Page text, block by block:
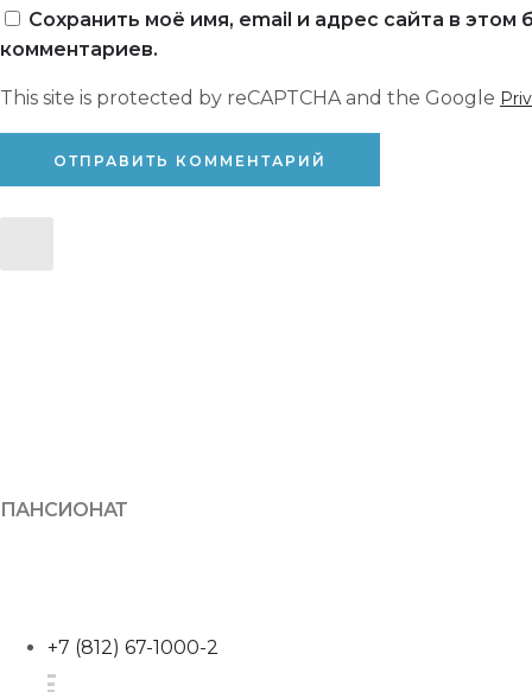
Сохранить моё имя, email и адрес сайта в
комментариев.
This site is protected by reCAPTCHA and the Google
ПАНСИОНАТ
+7 (812) 67-1000-2